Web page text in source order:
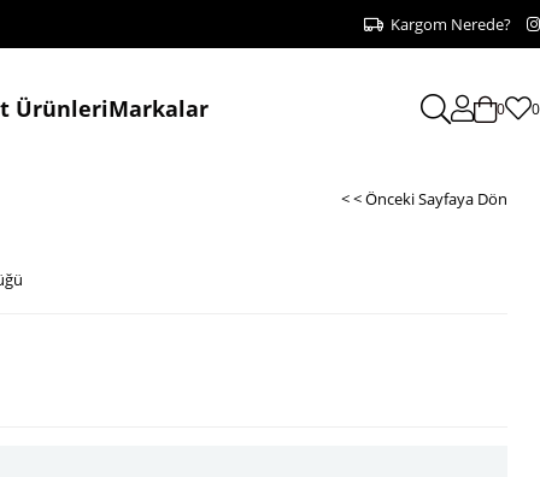
Kargom Nerede?
ÜrünleriMarkalar 0 0
< < Önceki Sayfaya Dön